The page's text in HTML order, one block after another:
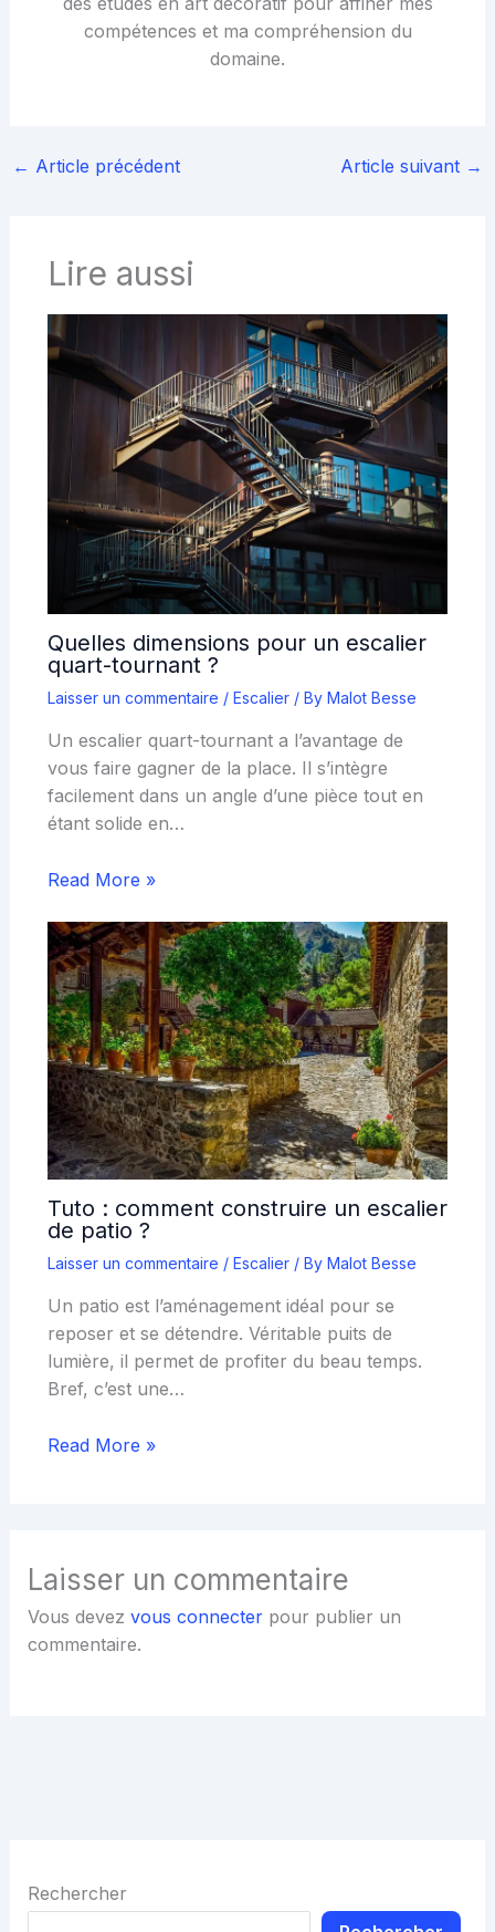
compétences et ma compréhension du
domaine.
← Article précédent Article suivant →
Lire aussi
Quelles dimensions pour un escalier
quart-tournant ?
Laisser un commentaire / Escalier/ By Malot Besse
Un escalier quart-tournant a l’avantage de
vous faire gagner de la place. Il s’intègre
facilement dans un angle d’une pièce tout en
étant solide en…
Read More »
Tuto : comment construire un escalier
de patio ?
Laisser un commentaire / Escalier/ By Malot Besse
Un patio est l’aménagement idéal pour se
reposer et se détendre. Véritable puits de
lumière, il permet de profiter du beau temps.
Bref, c’est une…
Read More »
Laisser un commentaire
Vous devez vous connecterpour publier un
commentaire.
Rechercher